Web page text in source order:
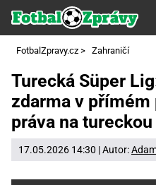
FotbalZpravy.cz > Zahraničí
Turecká Süper
zdarma v přímém
práva na
17.05.2026 14:30 | Autor: